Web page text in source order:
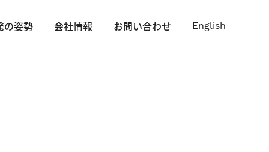
の姿勢 会社情報 お問い合わせ English